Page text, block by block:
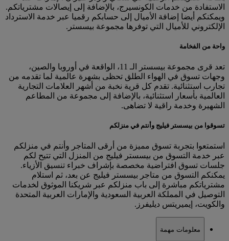
الاستفادة من خدمات الكونسيرج، بالإضافة إلى إيصالات مشترياتكم.
ويمكنكم أيضا إضافة الأميال إلى حسابكم رقميا عبر خدمة الاسترداد
الإلكتروني للأميال التي توفرها مجموعة بيسستر.
واحة من الفخامة
تعد قرى مجموعة بيسستر الـ 11، الواقعة في أوروبا والصين،
وجهات تسوق في الهواء الطلق تحظى بشهرة عالمية لما تقدمه من
تجارب استثنائية. تقدم كل قرية نخبة من أشهر العلامات التجارية
العالمية بأسعار استثنائية، بالإضافة إلى مجموعة من المطاعم
الشهيرة وخدمة راقية لا تضاهى.
تسوقوا من بيسستر فيليج وأنتم في منزلكم
استمتعوا بتجربة تسوق مميزة من أرقى المتاجر وأنتم في منزلكم
عبر خدمة التسوق من بيسستر فيليج من المنزل التي تتيح لكم
جلسات تسوق افتراضية مخصصة بإشراف خبراء تنسيق الأزياء.
يمكنكم التسوق من متاجر بيسستر فيليج عن بعد، ثم استلام
مشترياتكم مباشرة إلى باب منزلكم عبر شريكنا الموثوق لخدمات
التوصيل في المملكة العربية السعودية والإمارات العربية المتحدة
والكويت، إيميريتس ديليفرز.
معلومات مهمة